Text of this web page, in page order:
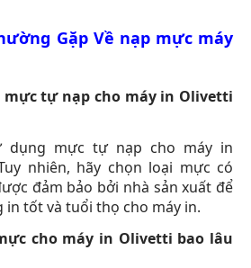
Gặp Về nạp mực máy
mực tự nạp cho máy in Olivetti
dụng mực tự nạp cho máy in
nhiên, hãy chọn loại mực có
đảm bảo bởi nhà sản xuất để
tốt và tuổi thọ cho máy in.
cho máy in Olivetti bao lâu